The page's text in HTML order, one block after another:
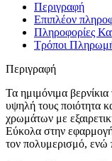
Περιγραφή
Επιπλέον
Πληροφορίες
Τρόποι
Περιγραφή
Τα ημιμόνιμα
υψηλή τους ποιότητα
χρωμάτων με
Εύκολα στην
τον πολυμερισμό,